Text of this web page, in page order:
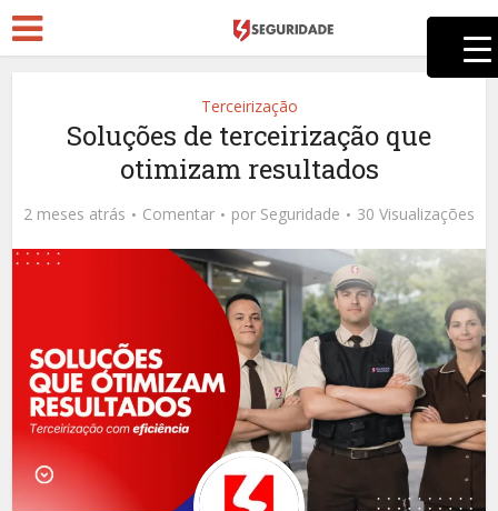
Terceirização
Soluções de terceirização que
otimizam resultados
2 meses atrás Comentar por Seguridade 30 Visualizações